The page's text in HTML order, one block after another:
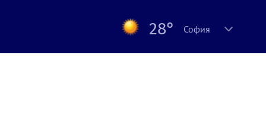
28° София